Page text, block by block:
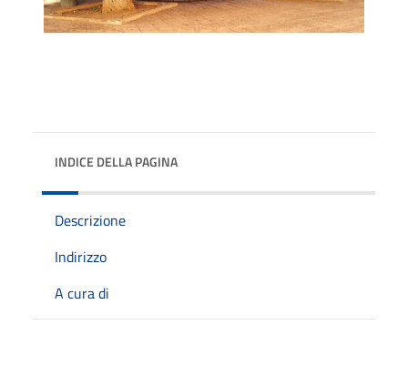
INDICE DELLA PAGINA
Descrizione
Indirizzo
A cura di